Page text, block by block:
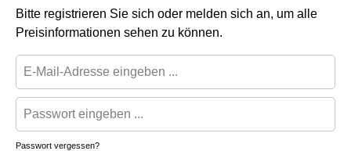
Bitte registrieren Sie sich oder melden sich an, um alle
Preisinformationen sehen zu können.
Passwort vergessen?